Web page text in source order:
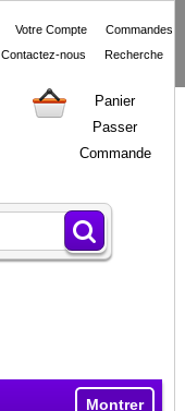
Votre Compte
Commandes
Contactez-nous Recherche
Panier
Passer
Commande
Montrer